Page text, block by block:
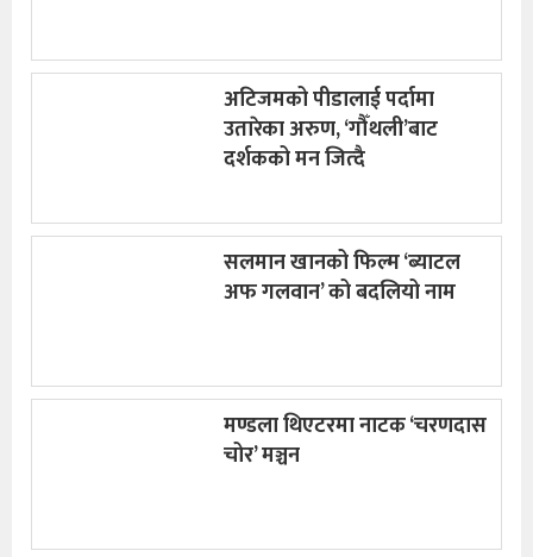
अटिजमको पीडालाई पर्दामा
उतारेका अरुण, ‘गौँथली’बाट
दर्शकको मन जित्दै
सलमान खानको फिल्म ‘ब्याटल
अफ गलवान’ को बदलियो नाम
मण्डला थिएटरमा नाटक ‘चरणदास
चोर’ मञ्चन